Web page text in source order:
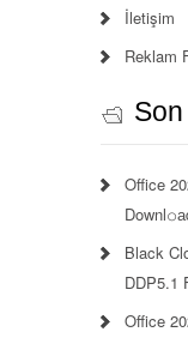
İletişim
Reklam
Son
Office
Black
DDP5.1
Office